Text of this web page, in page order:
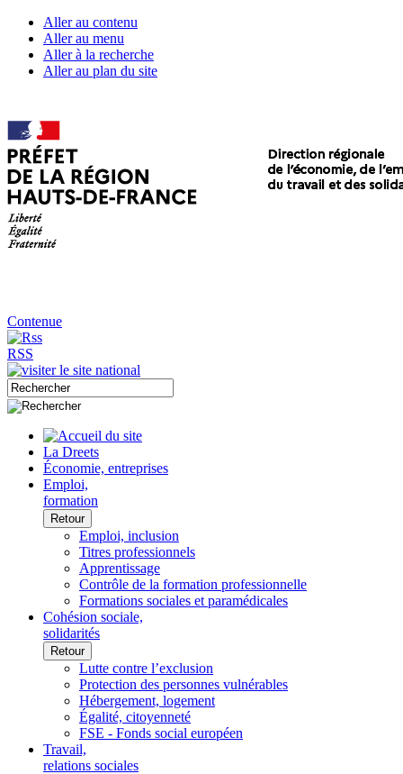
Aller au contenu
Aller au menu
Aller à la recherche
Aller au plan du site
Contenue
RSS
La Dreets
Économie, entreprises
Emploi,
formation
Retour
Emploi, inclusion
Titres professionnels
Apprentissage
Contrôle de la formation professionnelle
Formations sociales et paramédicales
Cohésion sociale,
solidarités
Retour
Lutte contre l’exclusion
Protection des personnes vulnérables
Hébergement, logement
Égalité, citoyenneté
FSE - Fonds social européen
Travail,
relations sociales